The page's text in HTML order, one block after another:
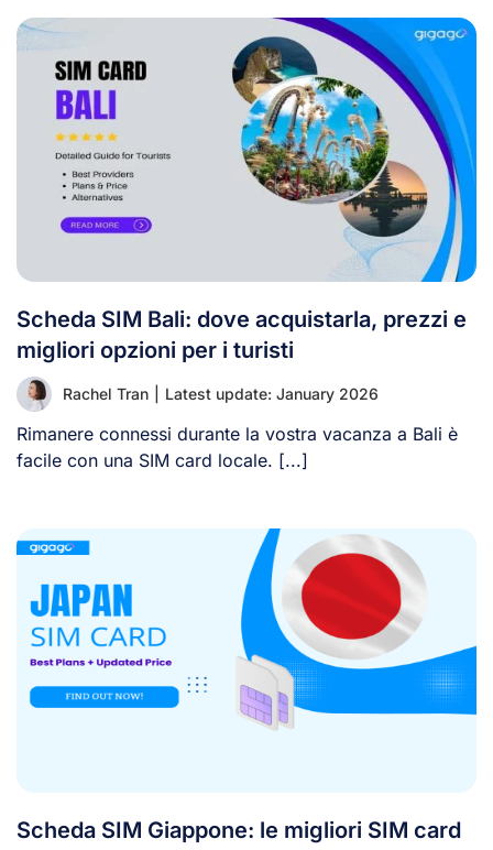
Scheda SIM Bali: dove acquistarla, prezzi e
migliori opzioni per i turisti
Rachel Tran Latest update: January 2026
Rimanere connessi durante la vostra vacanza a Bali è
facile con una SIM card locale. [...]
Scheda SIM Giappone: le migliori SIM card